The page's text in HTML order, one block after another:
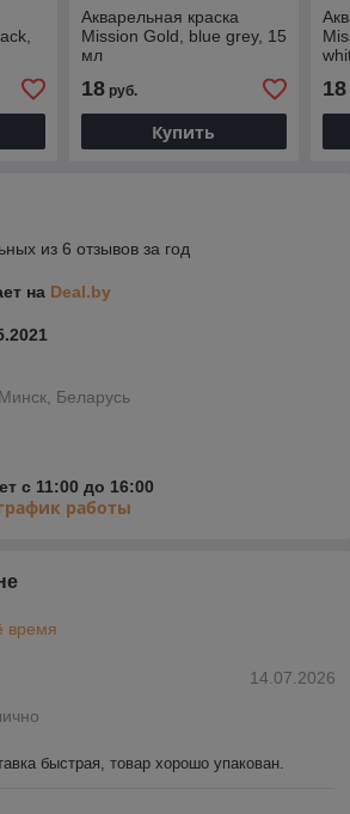
Акварельная краска
Mission Gold, blue grey, 15
мл
18руб.
Купить
18
из 6 отзывов за год
на Deal.by
Беларусь
с 11:00 до 16:00
работы
время
14.07.2026
быстрая, товар хорошо упакован.